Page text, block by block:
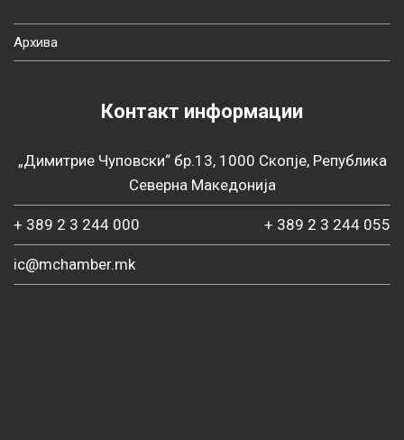
Архива
Контакт информации
„Димитрие Чуповски“ бр.13, 1000 Скопје, Република
Северна Македонија
+ 389 2 3 244 000 + 389 2 3 244 055
ic@mchamber.mk